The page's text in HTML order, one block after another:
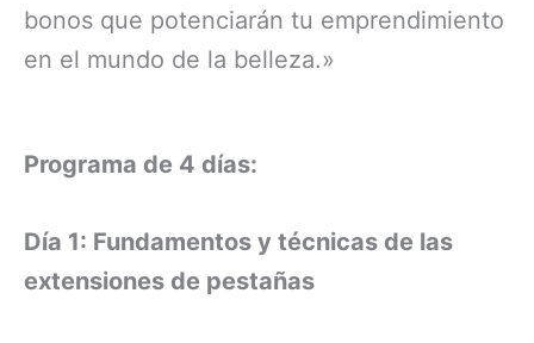
bonos que potenciarán tu emprendimiento
en el mundo de la belleza.»
Programa de 4 días:
Día 1: Fundamentos y técnicas de las
extensiones de pestañas